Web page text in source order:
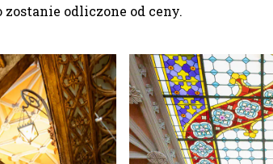
zostanie odliczone od ceny.